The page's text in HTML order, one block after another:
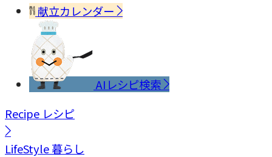
献立カレンダー
AIレシピ検索
Recipe レシピ
LifeStyle暮らし